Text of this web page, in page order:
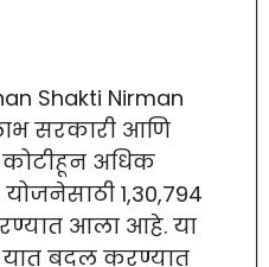
Shakti Nirman
सरकारी आणि
कोटीहून अधिक
1,30,794
आला आहे. या
बदल करण्यात